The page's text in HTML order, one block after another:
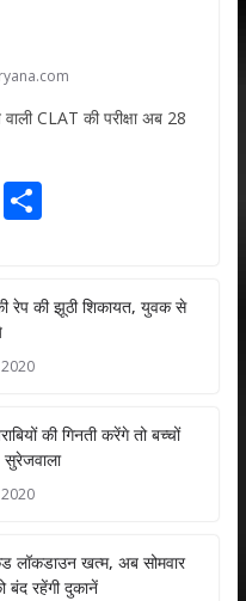
CLAT की परीक्षा अब 28
S
e
रेप की झूठी शिकायत, युवक से
की गिनती करेंगे तो बच्चों
लॉकडाउन खत्म, अब सोमवार
बंद रहेंगी दुकानें